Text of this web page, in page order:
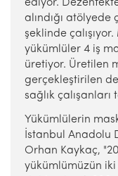
ediyor.
alındığı atölyede
şeklinde
yükümlüler 4 iş
üretiyor. Üretilen
gerçekleştirilen
sağlık çalışanları
Yükümlülerin
İstanbul Anadolu
Orhan Kaykaç,
yükümlümüzün